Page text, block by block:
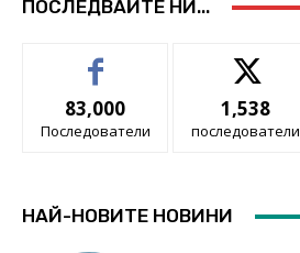
ПОСЛЕДВАЙТЕ НИ...
83,000
Последователи
1,538
последователи
НАЙ-НОВИТЕ НОВИНИ